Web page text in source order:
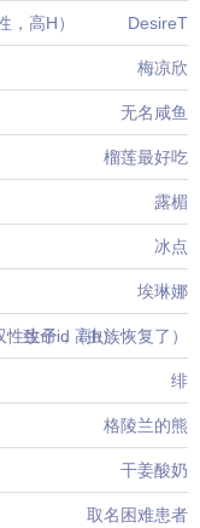
高H） DesireT
梅凉欣
无名咸鱼
榴莲最好吃
露楣
冰点
埃琳娜
性生子，高h）
致命id（虫族恢复了）
绯
格陵兰的熊
干姜酸奶
取名困难患者